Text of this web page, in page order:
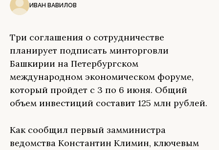
ИВАН ВАВИЛОВ
Три соглашения о сотрудничестве
планирует подписать минторговли
Башкирии на Петербургском
международном экономическом форуме,
который пройдет с 3 по 6 июня. Общий
объем инвестиций составит 125 млн рублей.
Как сообщил первый замминистра
ведомства Константин Климин, ключевым